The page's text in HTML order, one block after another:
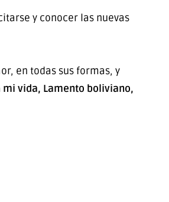
y conocer las nuevas
en todas sus formas, y
mi vida, Lamento boliviano,